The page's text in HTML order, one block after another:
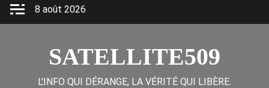
Skip
8 août 2026
SATELLITE509
L'INFO QUI DÉRANGE, LA VÉRITÉ QUI LIBÈRE.